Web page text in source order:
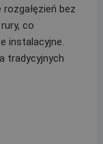
rozgałęzień bez
co
instalacyjne.
tradycyjnych